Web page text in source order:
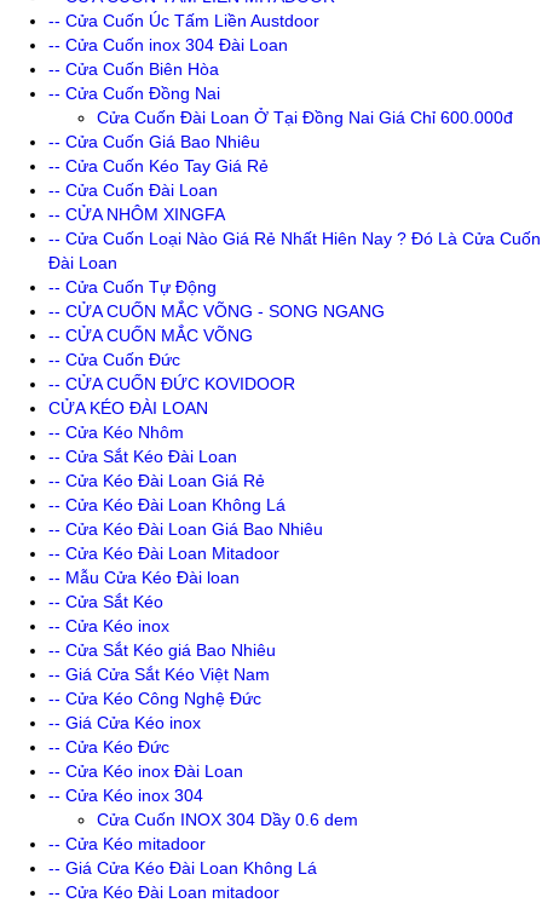
-- Cửa Cuốn Úc Tấm Liền Austdoor
-- Cửa Cuốn inox 304 Đài Loan
-- Cửa Cuốn Biên Hòa
-- Cửa Cuốn Đồng Nai
Cửa Cuốn Đài Loan Ở Tại Đồng Nai Giá Chỉ 600.000đ
-- Cửa Cuốn Giá Bao Nhiêu
-- Cửa Cuốn Kéo Tay Giá Rẻ
-- Cửa Cuốn Đài Loan
-- CỬA NHÔM XINGFA
-- Cửa Cuốn Loại Nào Giá Rẻ Nhất Hiên Nay ? Đó Là Cửa Cuốn
Đài Loan
-- Cửa Cuốn Tự Động
-- CỬA CUỐN MẮC VÕNG - SONG NGANG
-- CỬA CUỐN MẮC VÕNG
-- Cửa Cuốn Đức
-- CỬA CUỐN ĐỨC KOVIDOOR
CỬA KÉO ĐÀI LOAN
-- Cửa Kéo Nhôm
-- Cửa Sắt Kéo Đài Loan
-- Cửa Kéo Đài Loan Giá Rẻ
-- Cửa Kéo Đài Loan Không Lá
-- Cửa Kéo Đài Loan Giá Bao Nhiêu
-- Cửa Kéo Đài Loan Mitadoor
-- Mẫu Cửa Kéo Đài loan
-- Cửa Sắt Kéo
-- Cửa Kéo inox
-- Cửa Sắt Kéo giá Bao Nhiêu
-- Giá Cửa Sắt Kéo Việt Nam
-- Cửa Kéo Công Nghệ Đức
-- Giá Cửa Kéo inox
-- Cửa Kéo Đức
-- Cửa Kéo inox Đài Loan
-- Cửa Kéo inox 304
Cửa Cuốn INOX 304 Dầy 0.6 dem
-- Cửa Kéo mitadoor
-- Giá Cửa Kéo Đài Loan Không Lá
-- Cửa Kéo Đài Loan mitadoor